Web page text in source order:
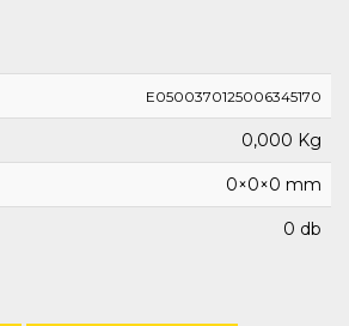
E0500370125006345170
0,000 Kg
0×0×0 mm
0 db